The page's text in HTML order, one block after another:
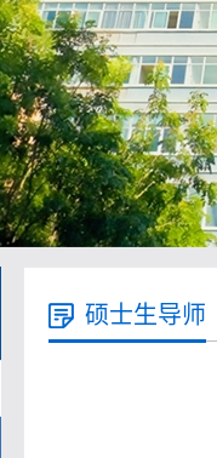
硕士生导师